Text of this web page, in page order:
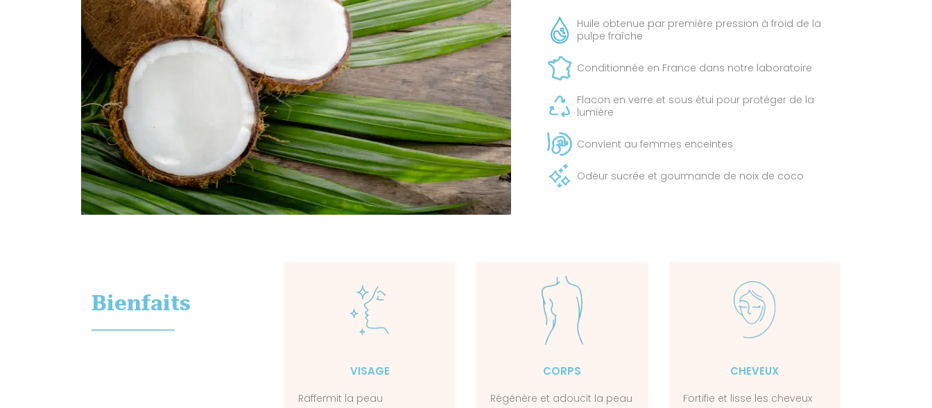
Huile obtenue par première pression à froid de la
pulpe fraîche
Conditionnée en France dans notre laboratoire
Flacon en verre et sous étui pour protéger de la
lumière
Convient au femmes enceintes
Odeur sucrée et gourmande de noix de coco
Bienfaits
VISAGE
Raffermit la peau
CORPS
Régénère et adoucit la peau
CHEVEUX
Fortifie et lisse les cheveux